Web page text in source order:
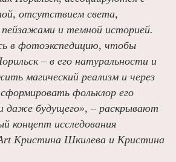
отсутствием света,
пейзажами и темной историей.
в фотоэкспедицию, чтобы
– в его натуральности и
магический реализм и через
фольклор его
даже будущего», – раскрывают
концепт исследования
Кристина Шкилева и Кристина